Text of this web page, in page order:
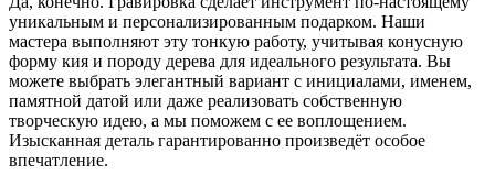
уникальным и персонализированным подарком. Наши
мастера выполняют эту тонкую работу, учитывая конусную
форму кия и породу дерева для идеального результата. Вы
можете выбрать элегантный вариант с инициалами, именем,
памятной датой или даже реализовать собственную
творческую идею, а мы поможем с ее воплощением.
Изысканная деталь гарантированно произведёт особое
впечатление.